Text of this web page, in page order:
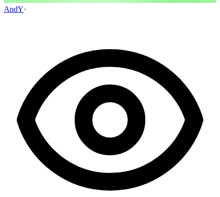
AndY·